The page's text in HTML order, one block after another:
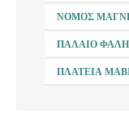
ΝΟΜΌΣ
ΠΑΛΑΙΌ
ΠΛΑΤΕΊΑ